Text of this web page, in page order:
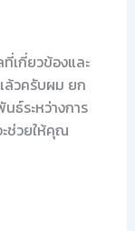
เกี่ยวข้องและ
ล้วครับผม ยก
ธ์ระหว่างการ
ช่วยให้คุณ